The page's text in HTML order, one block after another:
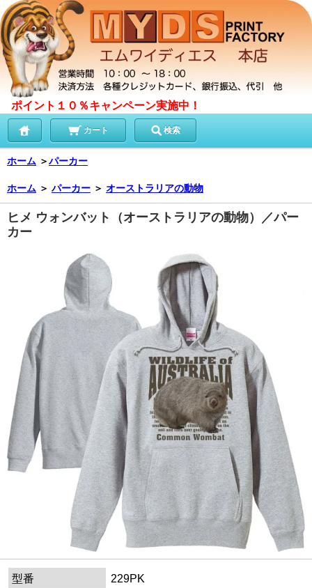
ポイント１０％キャンペーン実施中！
カート 検索
ホーム ＞パーカー
ホーム ＞ パーカー ＞ オーストラリアの動物
ヒメ ウォンバット（オーストラリアの動物）／パー
カー
型番
229PK